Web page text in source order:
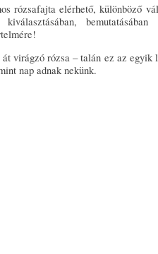
rózsafajta elérhető, különböző
kiválasztásában,
át virágzó rózsa – talán ez az
nap adnak nekünk.